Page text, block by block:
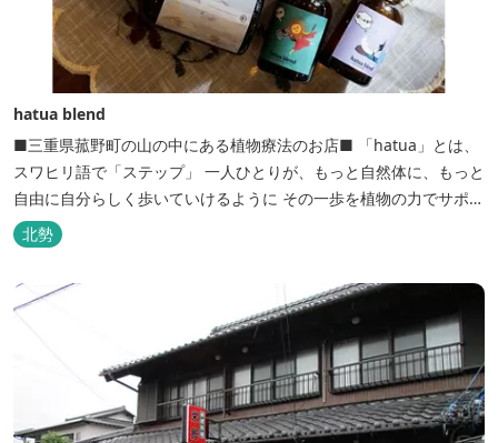
hatua blend
■三重県菰野町の山の中にある植物療法のお店■ 「hatua」とは、
スワヒリ語で「ステップ」 一人ひとりが、もっと自然体に、もっと
自由に自分らしく歩いていけるように その一歩を植物の力でサポー
トしたいという思いから生まれたお店。 黄土スチームよもぎ蒸しや
アロマの調合、季節の養生講座、アロマ講座、腸活講座、ワークシ
ョップ、イベント出店 植物を通して身体と心を整えよう！をテーマ
に...
北勢